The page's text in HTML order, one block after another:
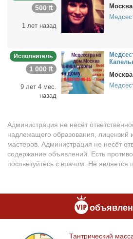
500 ₶
1 лет назад
Москва
Исполнитель
1 000 ₶
9 лет 4 мес.
назад
Москва
Администрация не несёт
надлежащего образования, лицензий
мастеров. Администрация не несёт
содержание объявлений. Есть
посоветуйтесь с врачом. Не является
Тан­три­че­ский